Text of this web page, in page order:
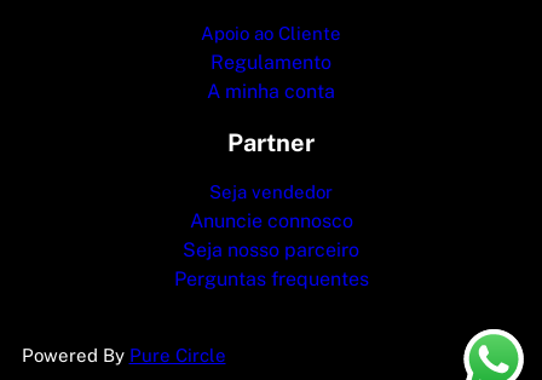
Apoio ao Cliente
Regulamento
A minha conta
Partner
Seja vendedor
Anuncie connosco
Seja nosso parceiro
Perguntas frequentes
Powered By Pure Circle